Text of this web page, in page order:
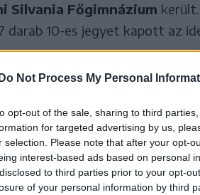
Do Not Process My Personal
opt-out of the sale, sharing to third
for targeted advertising by us,
selection. Please note that after your opt-
interest-based ads based on personal
to third parties prior to your opt-
of your personal information by third
Silvania Főgimnázium
darab 10-es jegyet kapott az
Líceum
míg 3 tanuló szerzett
Csere János Elméleti
az átlag 8,70, és 8 tanuló ért